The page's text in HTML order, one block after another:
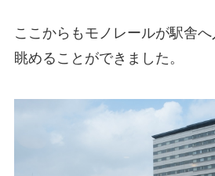
ここからもモノレールが駅舎
眺めることができました。